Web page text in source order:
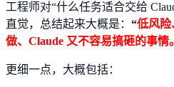
工程师对“什么任务适合交给
直觉，总结起来大概是： “低风险
做、Claude 又不容易搞砸的事情。
更细一点，大概包括：